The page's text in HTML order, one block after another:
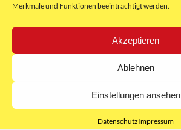
Merkmale und Funktionen beeinträchtigt werden.
Akzeptieren
Ablehnen
Einstellungen ansehen
DatenschutzImpressum
E-Mail